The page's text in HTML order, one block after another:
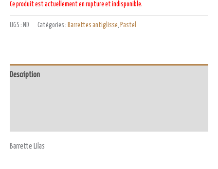
Ce produit est actuellement en rupture et indisponible.
UGS : ND Catégories : Barrettes antiglisse, Pastel
Description
Barrette Lilas